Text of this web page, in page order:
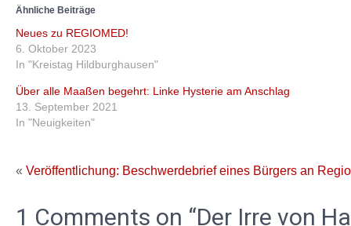
Ähnliche Beiträge
Neues zu REGIOMED!
6. Oktober 2023
In "Kreistag Hildburghausen"
Über alle Maaßen begehrt: Linke Hysterie am Anschlag
13. September 2021
In "Neuigkeiten"
« Veröffentlichung: Beschwerdebrief eines Bürgers an
1 Comments on “Der Irre von